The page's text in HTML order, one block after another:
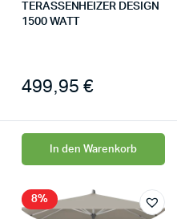
TERASSENHEIZER DESIGN
1500 WATT
499,95 €
In den Warenkorb
8%